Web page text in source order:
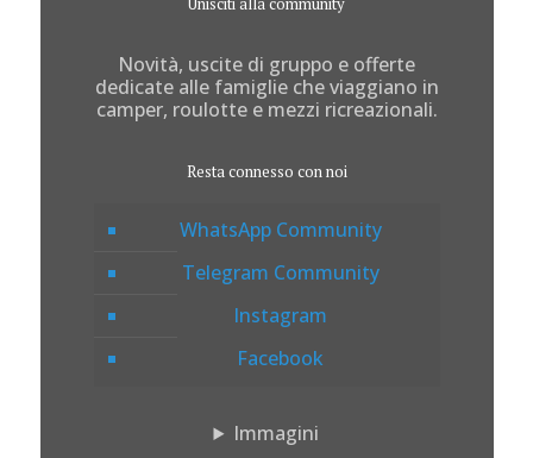
Novità, uscite di gruppo e offerte
dedicate alle famiglie che viaggiano in
camper, roulotte e mezzi ricreazionali.
Resta connesso con noi
WhatsApp Community
Telegram Community
Instagram
Facebook
Immagini